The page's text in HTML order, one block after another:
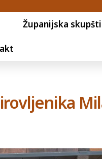
Županijska